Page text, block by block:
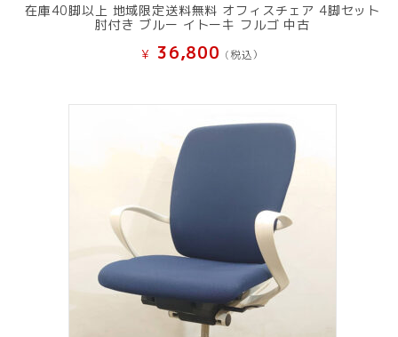
在庫40脚以上 地域限定送料無料 オフィスチェア 4脚セット
肘付き ブルー イトーキ フルゴ 中古
¥ 36,800 (税込）